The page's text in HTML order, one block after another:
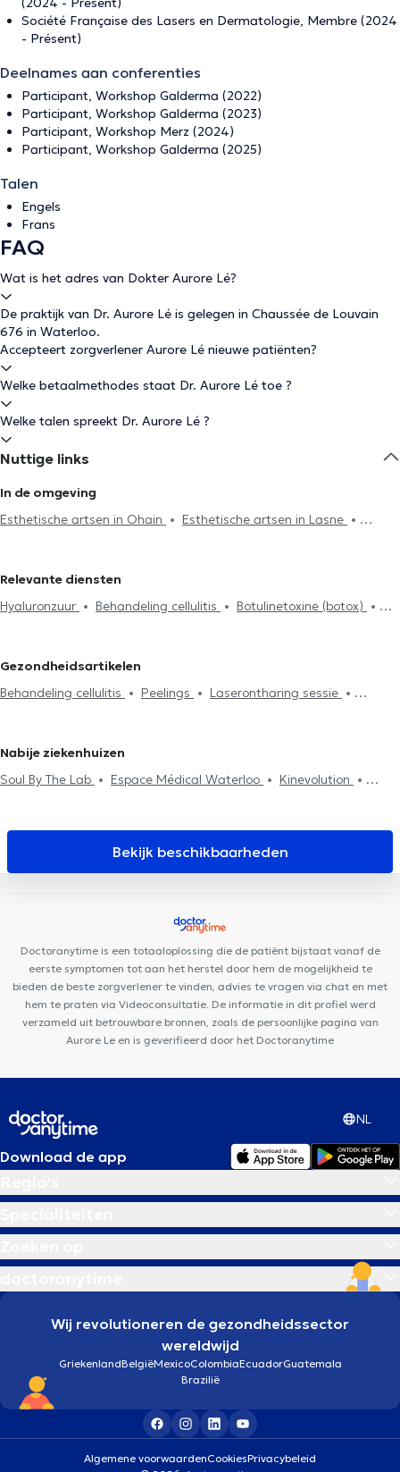
Société Française des Lasers en Dermatologie, Membre (2024
- Présent)
Deelnames aan conferenties
Participant, Workshop Galderma (2022)
Participant, Workshop Galderma (2023)
Participant, Workshop Merz (2024)
Participant, Workshop Galderma (2025)
Talen
Engels
Frans
FAQ
Wat is het adres van Dokter Aurore Lé?
De praktijk van Dr. Aurore Lé is gelegen in Chaussée de Louvain
676 in Waterloo.
Accepteert zorgverlener Aurore Lé nieuwe patiënten?
Welke betaalmethodes staat Dr. Aurore Lé toe ?
Welke talen spreekt Dr. Aurore Lé ?
Nuttige links
In de omgeving
Esthetische artsen in Ohain
Esthetische artsen in Lasne
in Brussel
Esthetische artsen in Drogenbos
in Ixelles
Esthetische artsen in Uccle
Esthetische artsen in
in Kraainem
Esthetische artsen in Sint-Pieters-Leeuw
Esthetische artsen in Koekelberg
Relevante diensten
Hyaluronzuur
Behandeling cellulitis
Botulinetoxine (botox)
veroudering
Haartransplantatie
Gezondheidsartikelen
Behandeling cellulitis
Peelings
Laserontharing sessie
Nabije ziekenhuizen
Soul By The Lab
Espace Médical Waterloo
Kinevolution
Cabinet Podologie Wilquin / Van Dam
Waterloo
Medi Art Center Centre médical Wellcare
Centre
Centre Mimosa Waterloo
Arnould - Microstéopathie M.A.T.D
Waterloo
AEP Psy & Coaching Centre Auditif Dodelé
Bekijk beschikbaarheden
Doctoranytime is een totaaloplossing die de patiënt bijstaat vanaf de
eerste symptomen tot aan het herstel door hem de mogelijkheid te
bieden de beste zorgverlener te vinden, advies te vragen via chat en met
hem te praten via Videoconsultatie. De informatie in dit profiel werd
verzameld uit betrouwbare bronnen, zoals de persoonlijke pagina van
Aurore Le en is geverifieerd door het Doctoranytime
NL
Download de app
Wij revolutioneren de gezondheidssector
wereldwijd
GriekenlandBelgiëMexicoColombiaEcuadorGuatemala
Brazilië
Algemene voorwaardenCookiesPrivacybeleid